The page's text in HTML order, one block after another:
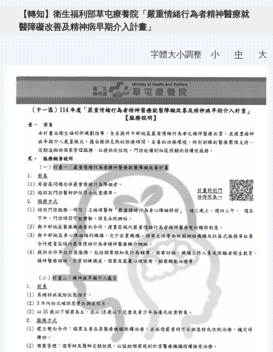
【轉知】衛生福利部草屯療養院「嚴重情緒行為者精神醫療就
醫障礙改善及精神病早期介入計畫」
字體大小調整 小 中 大